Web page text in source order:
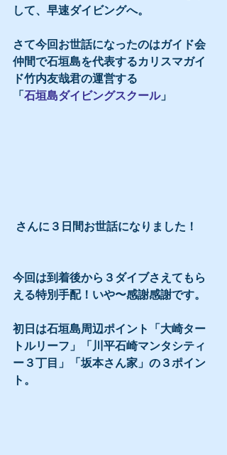
して、早速ダイビングへ。
さて今回お世話になったのはガイド会
仲間で石垣島を代表するカリスマガイ
ド竹内友哉君の運営する
「 石垣島ダイビングスクール」
さんに３日間お世話になりました！
今回は到着後から３ダイブさえてもら
える特別手配！いや〜感謝感謝です。
初日は石垣島周辺ポイント「大崎ター
トルリーフ」「川平石崎マンタシティ
ー３丁目」「坂本さん家」の３ポイン
ト。